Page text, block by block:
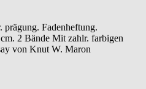
prägung. Fadenheftung.
2 Bände Mit zahlr. farbigen
von Knut W. Maron